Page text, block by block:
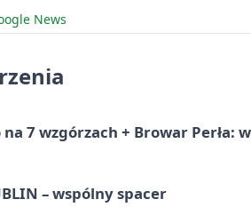
News
7 wzgórzach + Browar Perła:
– wspólny spacer